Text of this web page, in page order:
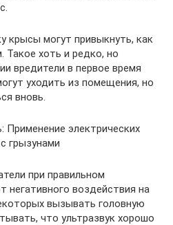
крысы могут привыкнуть, как
Такое хоть и редко, но
вредители в первое время
уходить из помещения, но
вновь.
Применение электрических
грызунами
при правильном
негативного воздействия на
вызывать головную
что ультразвук хорошо